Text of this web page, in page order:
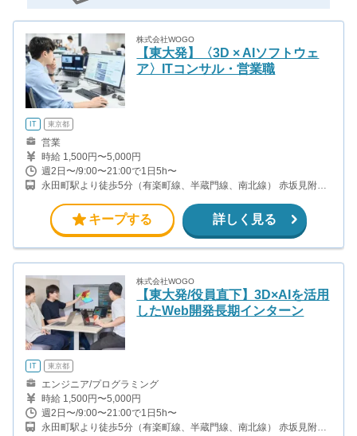
株式会社WOGO
【東大発】〈3D × AIソフトウェ
ア〉ITコンサル・営業職
IT 東京都
営業
時給 1,500円〜5,000円
週2日〜/9:00〜21:00で1日5h〜
永田町駅より徒歩5分（有楽町線、半蔵門線、南北線） 赤坂見附駅
麹町駅より徒歩5分(有楽町線)
キープする 詳しく見る
株式会社WOGO
【東大発/役員直下】3D×AIを活用
したWeb開発長期インターン
IT 東京都
エンジニア/プログラミング
時給 1,500円〜5,000円
週2日〜/9:00〜21:00で1日5h〜
永田町駅より徒歩5分（有楽町線、半蔵門線、南北線） 赤坂見附駅